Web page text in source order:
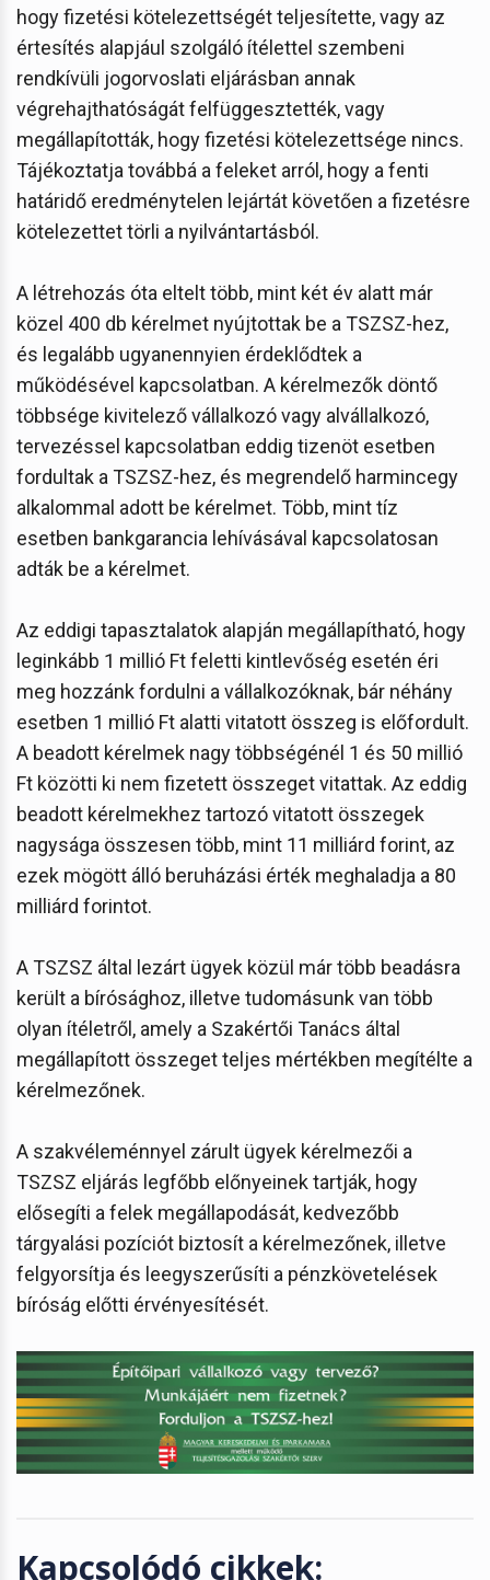
hogy fizetési kötelezettségét teljesítette, vagy az
értesítés alapjául szolgáló ítélettel szembeni
rendkívüli jogorvoslati eljárásban annak
végrehajthatóságát felfüggesztették, vagy
megállapították, hogy fizetési kötelezettsége nincs.
Tájékoztatja továbbá a feleket arról, hogy a fenti
határidő eredménytelen lejártát követően a fizetésre
kötelezettet törli a nyilvántartásból.
A létrehozás óta eltelt több, mint két év alatt már
közel 400 db kérelmet nyújtottak be a TSZSZ-hez,
és legalább ugyanennyien érdeklődtek a
működésével kapcsolatban. A kérelmezők döntő
többsége kivitelező vállalkozó vagy alvállalkozó,
tervezéssel kapcsolatban eddig tizenöt esetben
fordultak a TSZSZ-hez, és megrendelő harmincegy
alkalommal adott be kérelmet. Több, mint tíz
esetben bankgarancia lehívásával kapcsolatosan
adták be a kérelmet.
Az eddigi tapasztalatok alapján megállapítható, hogy
leginkább 1 millió Ft feletti kintlevőség esetén éri
meg hozzánk fordulni a vállalkozóknak, bár néhány
esetben 1 millió Ft alatti vitatott összeg is előfordult.
A beadott kérelmek nagy többségénél 1 és 50 millió
Ft közötti ki nem fizetett összeget vitattak. Az eddig
beadott kérelmekhez tartozó vitatott összegek
nagysága összesen több, mint 11 milliárd forint, az
ezek mögött álló beruházási érték meghaladja a 80
milliárd forintot.
A TSZSZ által lezárt ügyek közül már több beadásra
került a bírósághoz, illetve tudomásunk van több
olyan ítéletről, amely a Szakértői Tanács által
megállapított összeget teljes mértékben megítélte a
kérelmezőnek.
A szakvéleménnyel zárult ügyek kérelmezői a
TSZSZ eljárás legfőbb előnyeinek tartják, hogy
elősegíti a felek megállapodását, kedvezőbb
tárgyalási pozíciót biztosít a kérelmezőnek, illetve
felgyorsítja és leegyszerűsíti a pénzkövetelések
bíróság előtti érvényesítését.
Kapcsolódó cikkek: